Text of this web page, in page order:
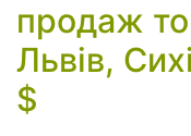
продаж
Львів,
$